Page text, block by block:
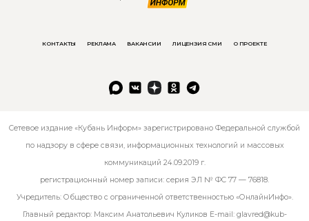
КОНТАКТЫ РЕКЛАМА ВАКАНСИИ ЛИЦЕНЗИЯ СМИ О ПРОЕКТЕ
Сетевое издание «Кубань Информ» зарегистрировано Федеральной службой
по надзору в сфере связи, информационных технологий и массовых
коммуникаций 24.09.2019 г.
регистрационный номер записи: серия ЭЛ № ФС 77 — 76818.
Учредитель: Общество с ограниченной ответственностью «ОнлайнИнфо».
Главный редактор: Максим Анатольевич Куликов E-mail: glavred@kub-